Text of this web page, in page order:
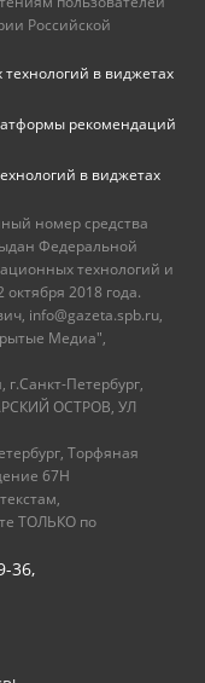
Российской
в виджетах
рекомендаций
в виджетах
номер средства
Федеральной
технологий и
2018 года.
info@gazeta.spb.ru,
Медиа",
Петербург,
ОСТРОВ, УЛ
Торфяная
67Н
ТОЛЬКО по
36,